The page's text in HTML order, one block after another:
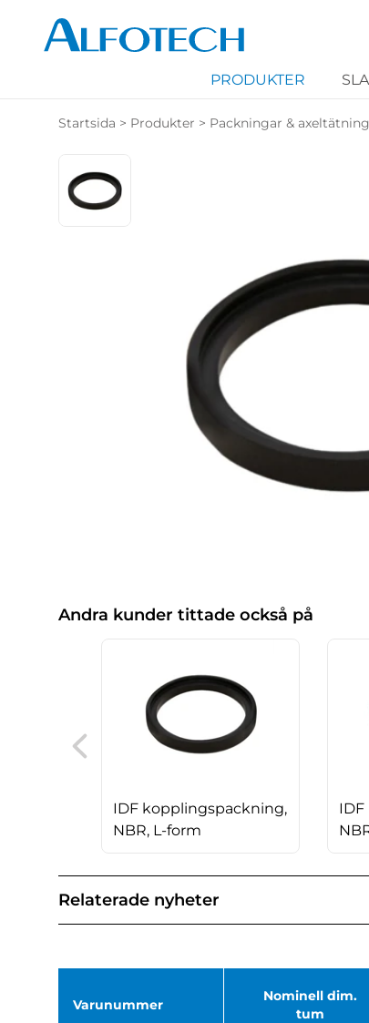
PRODUKTER
Startsida > Produkter > Packningar &
Andra kunder tittade också på
IDF kopplingspackning,
NBR, L-form
Relaterade nyheter
Varunummer
Nominell dim.
tum